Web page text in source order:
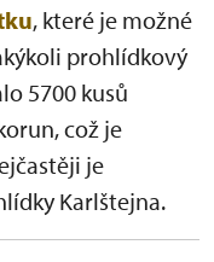
, které je možné
prohlídkový
5700 kusů
což je
je
Karlštejna.